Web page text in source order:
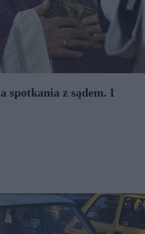
spotkania z sądem. I